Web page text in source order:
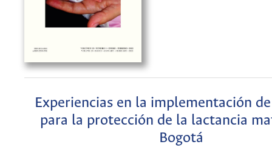
Experiencias en la implementación
para la protección de la lactancia
Bogotá